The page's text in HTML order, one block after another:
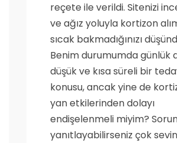
reçete ile verildi. Sitenizi
ve ağız yoluyla kortizon
sıcak bakmadığınızı
Benim durumumda günlük
düşük ve kısa süreli bir
konusu, ancak yine de
yan etkilerinden dolayı
endişelenmeli miyim?
yanıtlayabilirseniz çok